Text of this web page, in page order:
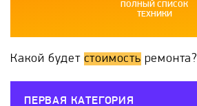
ПОЛНЫЙ СПИСОК
ТЕХНИКИ
Какой будет стоимость ремонта?
ПЕРВАЯ КАТЕГОРИЯ